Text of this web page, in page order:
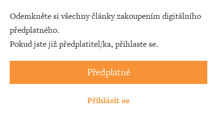
Odemkněte si všechny články zakoupením digitálního
předplatného.
Pokud jste již předplatitel/ka, přihlaste se.
Předplatné
Přihlásit se